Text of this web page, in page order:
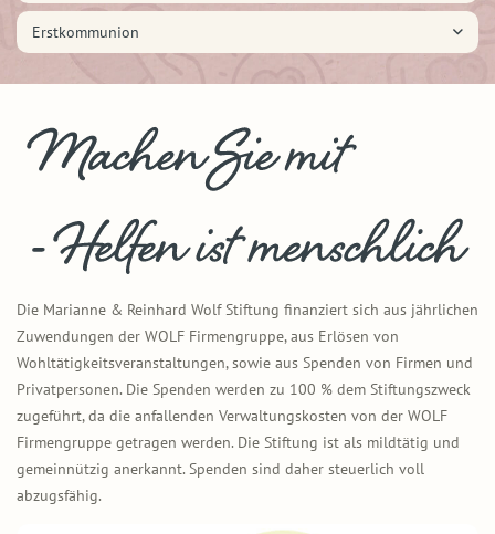
Erstkommunion
Die Marianne & Reinhard Wolf Stiftung finanziert sich aus jährlichen
Zuwendungen der WOLF Firmengruppe, aus Erlösen von
Wohltätigkeitsveranstaltungen, sowie aus Spenden von Firmen und
Privatpersonen. Die Spenden werden zu 100 % dem Stiftungszweck
zugeführt, da die anfallenden Verwaltungskosten von der WOLF
Firmengruppe getragen werden. Die Stiftung ist als mildtätig und
gemeinnützig anerkannt. Spenden sind daher steuerlich voll
abzugsfähig.